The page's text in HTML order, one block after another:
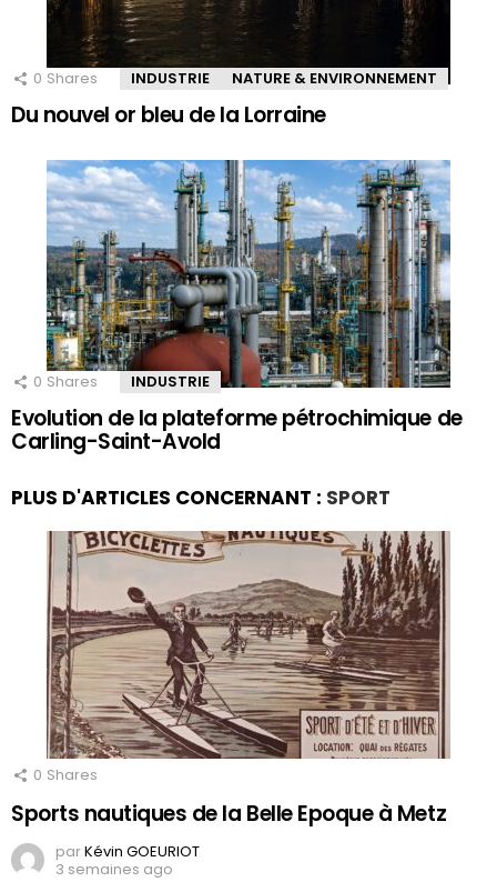
0 Shares INDUSTRIE NATURE & ENVIRONNEMENT
Du nouvel or bleu de la Lorraine
0 Shares INDUSTRIE
Evolution de la plateforme pétrochimique de
Carling-Saint-Avold
PLUS D'ARTICLES CONCERNANT : SPORT
0 Shares
Sports nautiques de la Belle Epoque à Metz
parKévin GOEURIOT
3 semaines ago